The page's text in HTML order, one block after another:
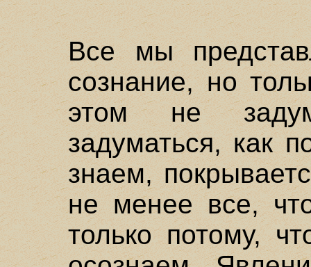
Все мы
сознание, но
этом не
задуматься, как
знаем,
не менее все,
только потому,